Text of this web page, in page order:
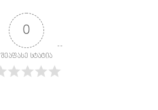
0
შეაფასე სტატია